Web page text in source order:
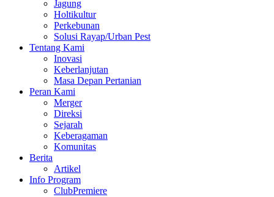
Jagung
Holtikultur
Perkebunan
Solusi Rayap/Urban Pest
Tentang Kami
Inovasi
Keberlanjutan
Masa Depan Pertanian
Peran Kami
Merger
Direksi
Sejarah
Keberagaman
Komunitas
Berita
Artikel
Info Program
ClubPremiere